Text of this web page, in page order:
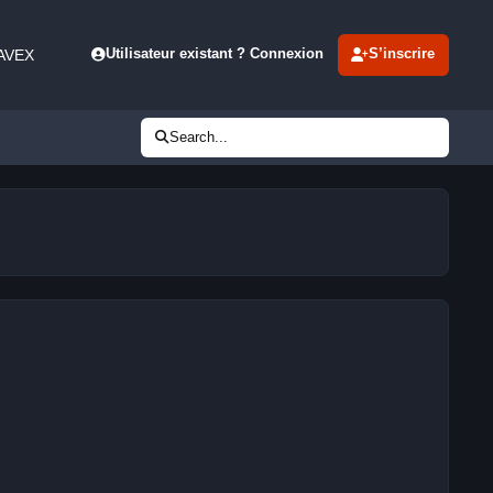
Utilisateur existant ? Connexion S’inscrire
Search...